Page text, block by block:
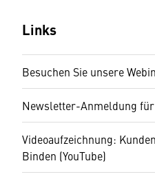
Links
Besuchen Sie unsere
Newsletter-Anmeldung
Videoaufzeichnung:
Binden (YouTube)